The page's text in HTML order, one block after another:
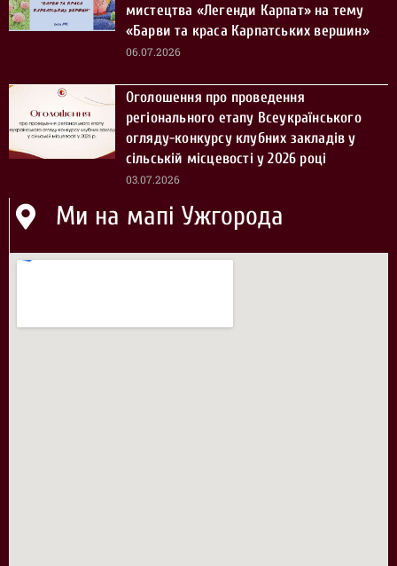
мистецтва «Легенди Карпат» на тему
«Барви та краса Карпатських вершин»
06.07.2026
Оголошення про проведення
регіонального етапу Всеукраїнського
огляду-конкурсу клубних закладів у
сільській місцевості у 2026 році
03.07.2026
Ми на мапі Ужгорода